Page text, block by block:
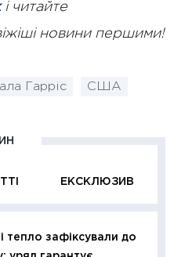
і читайте
новини першими!
Гарріс США
ЕКСКЛЮЗИВ
тепло зафіксували до